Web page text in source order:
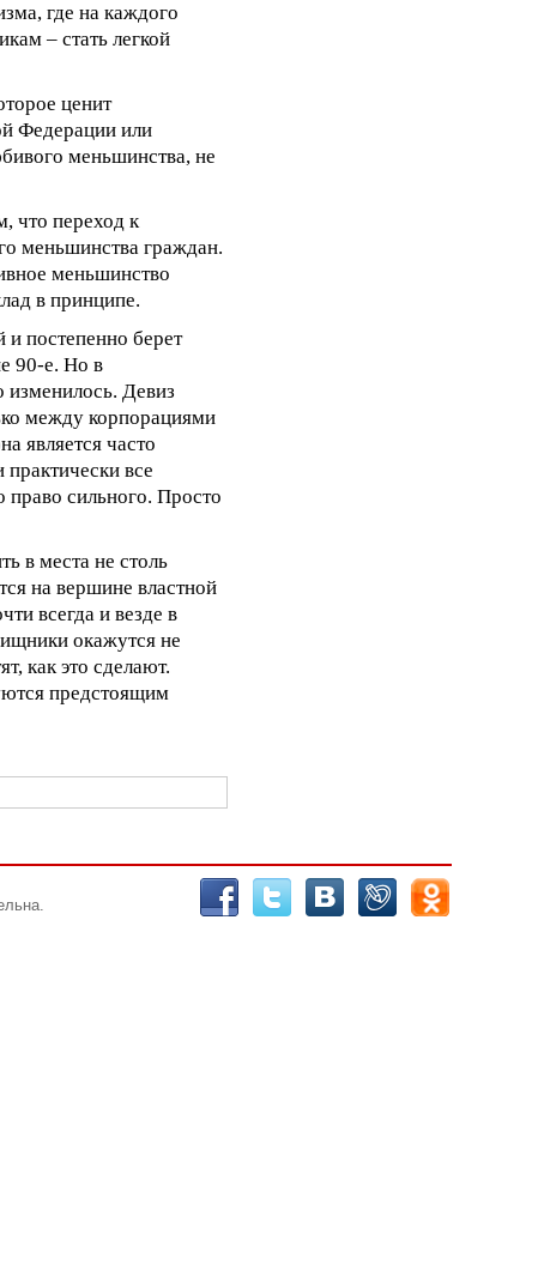
где на каждого
– стать легкой
ценит
Федерации или
меньшинства, не
что переход к
меньшинства граждан.
меньшинство
в принципе.
и постепенно берет
90-е. Но в
Девиз
между корпорациями
является часто
все
сильного. Просто
в места не столь
на вершине властной
всегда и везде в
окажутся не
как это сделают.
предстоящим